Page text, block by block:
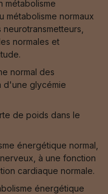
métabolisme
métabolisme normaux
normales et
normal des
d'une glycémie
de poids dans le
énergétique normal,
à une fonction
cardiaque normale.
énergétique